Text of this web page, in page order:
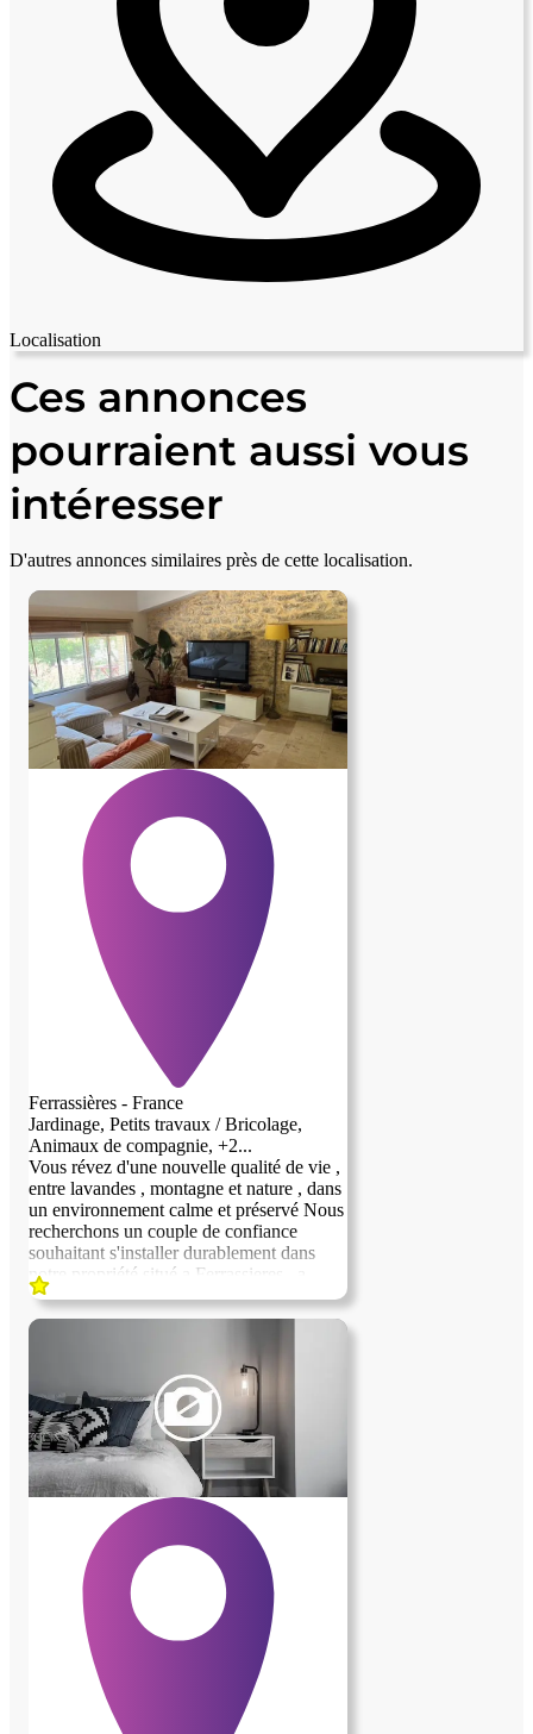
Localisation
+
−
Ces annonces
pourraient aussi vous
intéresser
D'autres annonces similaires près de cette localisation.
Ferrassières - France
Jardinage, Petits travaux / Bricolage,
Animaux de compagnie, +2...
Vous révez d'une nouvelle qualité de vie ,
entre lavandes , montagne et nature , dans
un environnement calme et préservé Nous
recherchons un couple de confiance
souhaitant s'installer durablement dans
notre propriété situé a Ferrassieres , a
15km de Sault et 8km de Montbrun les
Bains Nous mettons a disposition un gite
et tout confort la durée souhaitée est d'au
moins un an , avec possibilité de
prolongation si la collaboration est
satisfaisante EN CONTREPARTIE Nous
recherchons des personnes sérieuses et
autonomes qui assureront une présence
réguliére sur la propriété pendant nos
absences et participeront a sa bonne tenue
surveillance générale - entretien courant
du jardin et des extérieurs selon les saisons
petits travaux d'entretiens courants soins
quotidiens et présence attentive auprés de
nos deux bergers australiens qui font
pleinement partie de notre famille entretien
de notre petit poulailler et soins a nos trois
poules Nous recherchons des personnes
appréciant la vie a la campagne ,
respectueuses des lieux et aimant